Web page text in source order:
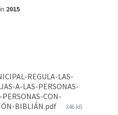
in 2015
REGULA-LAS-
A-LAS-PERSONAS-
PERSONAS-CON-
BIBLIÁN.pdf
346 kB